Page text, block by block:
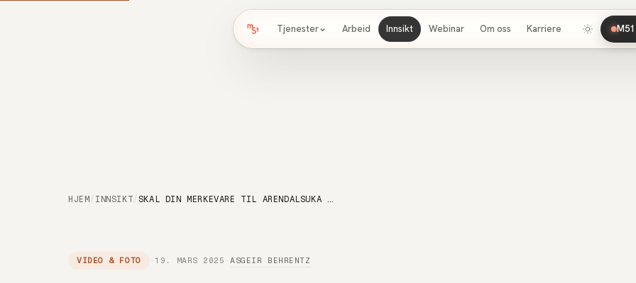
Tjenester Arbeid Innsikt Webinar Om oss Karriere M51
HJEM / INNSIKT/ SKAL DIN MERKEVARE TIL ARENDALSUKA I AUGUST?
VIDEO & FOTO · 19. MARS 2025 ·ASGEIR BEHRENTZ